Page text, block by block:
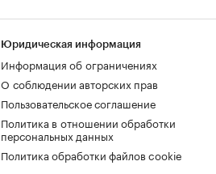
Юридическая информация
Информация об ограничениях
О соблюдении авторских прав
Пользовательское соглашение
Политика в отношении обработки
персональных данных
Политика обработки файлов cookie